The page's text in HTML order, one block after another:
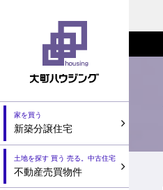
家を買う
新築分譲住宅
土地を探す 買う 売る。中古住宅
不動産売買物件